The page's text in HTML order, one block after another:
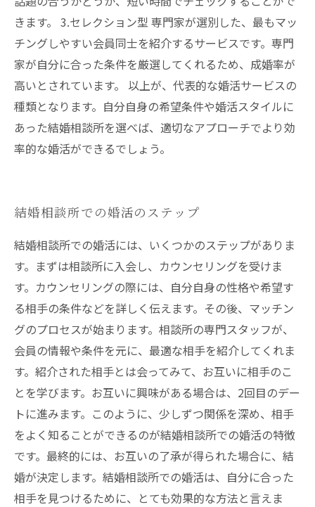
きます。 3.セレクション型 専門家が選別した、最もマッ
チングしやすい会員同士を紹介するサービスです。専門
家が自分に合った条件を厳選してくれるため、成婚率が
高いとされています。 以上が、代表的な婚活サービスの
種類となります。自分自身の希望条件や婚活スタイルに
あった結婚相談所を選べば、適切なアプローチでより効
率的な婚活ができるでしょう。
結婚相談所での婚活のステップ
結婚相談所での婚活には、いくつかのステップがありま
す。まずは相談所に入会し、カウンセリングを受けま
す。カウンセリングの際には、自分自身の性格や希望す
る相手の条件などを詳しく伝えます。その後、マッチン
グのプロセスが始まります。相談所の専門スタッフが、
会員の情報や条件を元に、最適な相手を紹介してくれま
す。紹介された相手とは会ってみて、お互いに相手のこ
とを学びます。お互いに興味がある場合は、2回目のデー
トに進みます。このように、少しずつ関係を深め、相手
をよく知ることができるのが結婚相談所での婚活の特徴
です。最終的には、お互いの了承が得られた場合に、結
婚が決定します。結婚相談所での婚活は、自分に合った
相手を見つけるために、とても効果的な方法と言えま